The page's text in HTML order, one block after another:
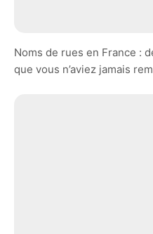
Noms de rues en France :
que vous n’aviez jamais